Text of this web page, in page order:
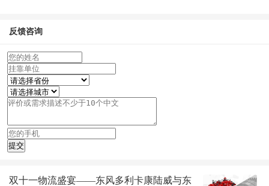
反馈咨询
双十一物流盛宴——东风多利卡康陆威与东